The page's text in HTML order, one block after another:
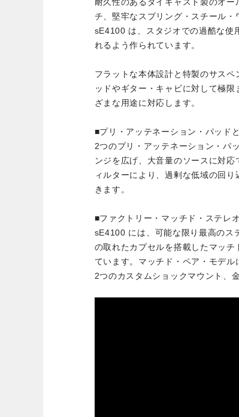
チ、堅牢なスプリング・スチール
sE4100 は、スタジオでの過酷な使
れるよう作られています。
フラットな本体設計と特製のサス
ッドやギター・キャビに対して極
ざまな用途に対応します。
■プリ・アッテネーション・パッド
2つのプリ・アッテネーション・パ
ンジを広げ、大音量のソースに対
ィルターにより、過剰な低域の回
きます。
■ファクトリー・マッチド・ステレ
sE4100 には、可能な限り最高のス
の取れたカプセルを搭載したマッ
ています。マッチド・ペア・モデル
2つのカスタムショックマウント、